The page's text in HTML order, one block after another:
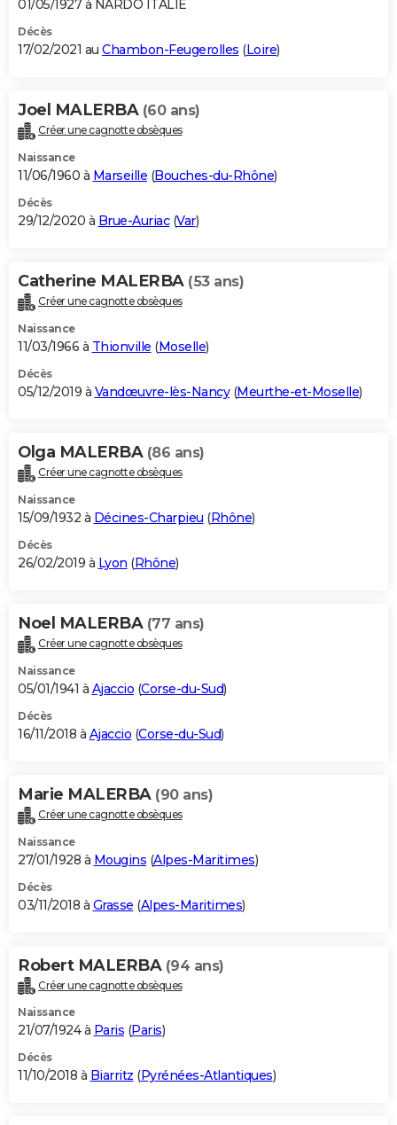
01/05/1927 à NARDO ITALIE
Décès
17/02/2021 au Chambon-Feugerolles (Loire)
Joel MALERBA (60 ans)
Créer une cagnotte obsèques
Naissance
11/06/1960 à Marseille (Bouches-du-Rhône)
Décès
29/12/2020 à Brue-Auriac(Var)
Catherine MALERBA (53 ans)
Créer une cagnotte obsèques
Naissance
11/03/1966 à Thionville (Moselle)
Décès
05/12/2019 à Vandœuvre-lès-Nancy(Meurthe-et-Moselle)
Olga MALERBA (86 ans)
Créer une cagnotte obsèques
Naissance
15/09/1932 à Décines-Charpieu (Rhône)
Décès
26/02/2019 à Lyon (Rhône)
Noel MALERBA (77 ans)
Créer une cagnotte obsèques
Naissance
05/01/1941 à Ajaccio (Corse-du-Sud)
Décès
16/11/2018 à Ajaccio (Corse-du-Sud)
Marie MALERBA (90 ans)
Créer une cagnotte obsèques
Naissance
27/01/1928 à Mougins (Alpes-Maritimes)
Décès
03/11/2018 à Grasse (Alpes-Maritimes)
Robert MALERBA (94 ans)
Créer une cagnotte obsèques
Naissance
21/07/1924 à Paris (Paris)
Décès
11/10/2018 à Biarritz (Pyrénées-Atlantiques)